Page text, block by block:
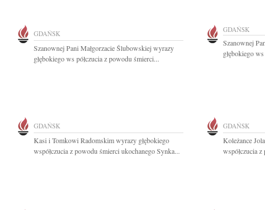
GDAŃSK
Szanownej Pani Małgorzacie Ślubowskiej wyrazy
głębokiego ws półczucia z powodu śmierci...
GDAŃSK
Szanownej
głębokiego
GDAŃSK
Kasi i Tomkowi Radomskim wyrazy głębokiego
współczucia z powodu śmierci ukochanego Synka...
GDAŃSK
Koleżance
współczucia